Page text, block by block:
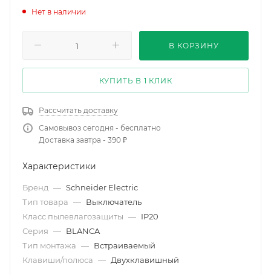
Нет в наличии
В КОРЗИНУ
КУПИТЬ В 1 КЛИК
Рассчитать доставку
Самовывоз сегодня - бесплатно
Доставка завтра - 390 ₽
Характеристики
Бренд — Schneider Electric
Тип товара — Выключатель
Класс пылевлагозащиты — IP20
Серия — BLANCA
Тип монтажа — Встраиваемый
Клавиши/полюса — Двухклавишный